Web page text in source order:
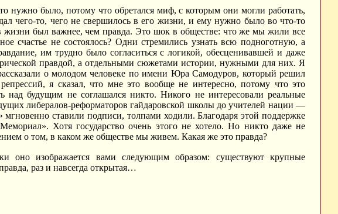
нужно было, потому что обретался миф, с которым они могли работать,
чего-то, чего не свершилось в его жизни, и ему нужно было во что-то
в жизни был важнее, чем правда. Это шок в обществе: что же мы жили все
счастье не состоялось? Одни стремились узнать всю подноготную, а
им трудно было согласиться с логикой, обесценивавшей и даже
правдой, а отдельными сюжетами истории, нужными для них. Я
о молодом человеке по имени Юра Самодуров, который решил
я сказал, что мне это вообще не интересно, потому что это
над будущим не соглашался никто. Никого не интересовали реальные
либералов-реформаторов гайдаровской школы до учителей нации —
ставили подписи, толпами ходили. Благодаря этой поддержке
Хотя государство очень этого не хотело. Но никто даже не
о том, в каком же обществе мы живем. Какая же это правда?
изображается вами следующим образом: существуют крупные
раз и навсегда открытая…